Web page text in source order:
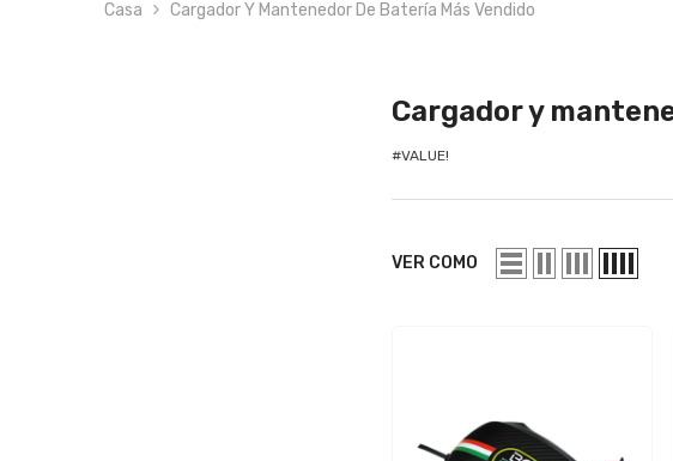
Casa Cargador Y Mantenedor De Batería Más Vendido
Cargador y
#VALUE!
VER COMO